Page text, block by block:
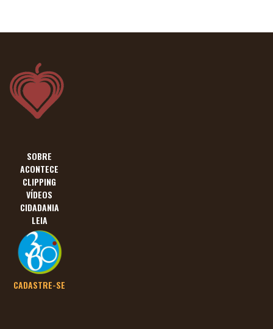
SOBRE
ACONTECE
CLIPPING
VÍDEOS
CIDADANIA
LEIA
CADASTRE-SE